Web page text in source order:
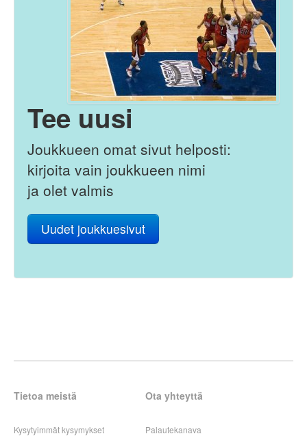
Tee uusi
Joukkueen omat sivut helposti:
kirjoita vain joukkueen nimi
ja olet valmis
Uudet joukkuesivut
Tietoa meistä
Kysytyimmät kysymykset
Ota yhteyttä
Palautekanava